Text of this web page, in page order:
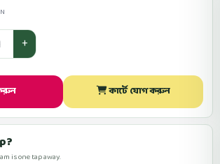
কার্টে যোগ করুন
is one tap away.